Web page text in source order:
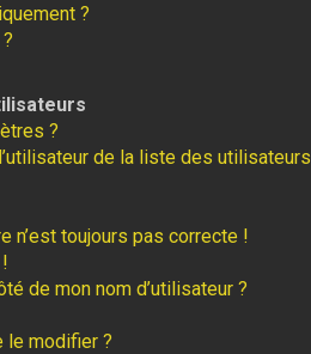
?
?
de la liste des utilisateurs
n’est toujours pas correcte !
de mon nom d’utilisateur ?
le modifier ?